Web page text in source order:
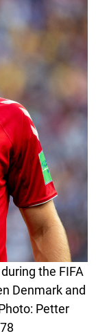
the FIFA
Denmark and
Petter